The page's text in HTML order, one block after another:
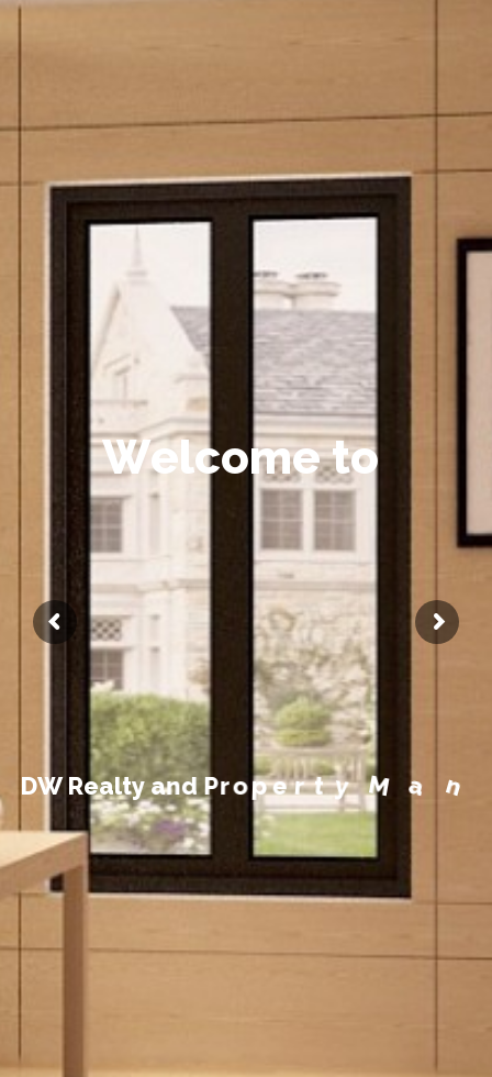
Welcome to
DW Realtyand Property Ma n a g